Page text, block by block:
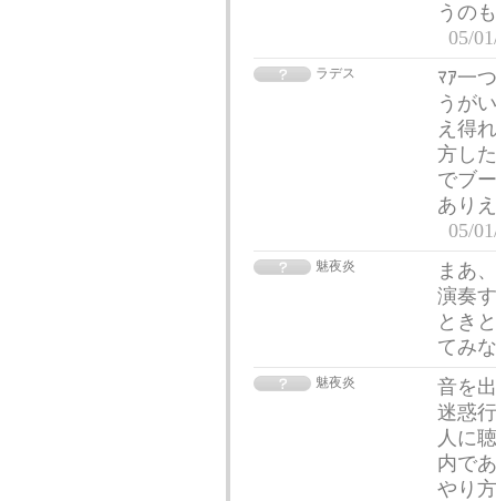
うの
05/
ラデス
ﾏｱ一
うが
え得
方し
でブ
あり
05/
魅夜炎
まあ
演奏
とき
てみ
魅夜炎
音を
迷惑
人に
内で
やり